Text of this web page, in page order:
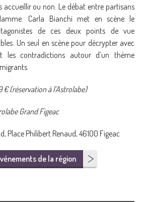
accueillir ou non. Le débat entre partisans
Carla Bianchi met en scène le
de ces deux points de vue
Un seul en scène pour décrypter avec
contradictions autour d’un thème
(réservation à l’Astrolabe)
Grand Figeac
Place Philibert Renaud, 46100 Figeac
de la région